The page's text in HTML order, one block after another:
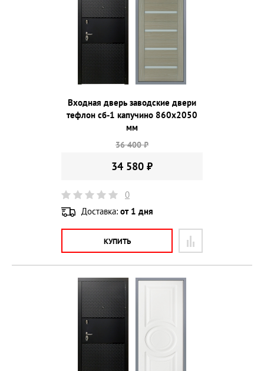
Входная дверь заводские двери
тефлон сб-1 капучино 860х2050
мм
36 400 ₽
34 580 ₽
0
Доставка: от 1 дня
КУПИТЬ